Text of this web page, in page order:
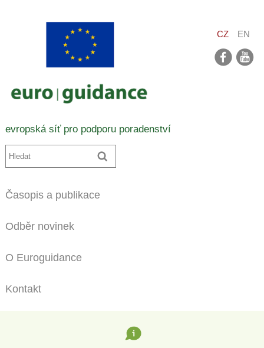
evropská síť pro podporu poradenství
CZ EN
Časopis a publikace
Odběr novinek
O Euroguidance
Kontakt